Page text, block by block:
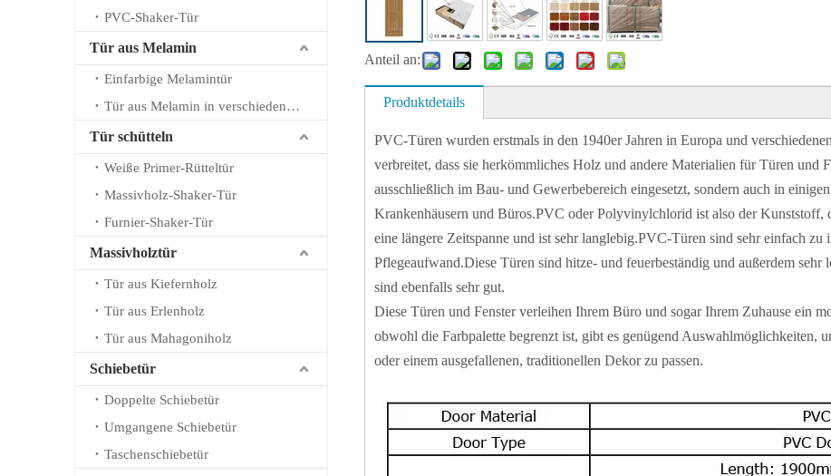
PVC-Shaker-Tür
Tür aus Melamin
Einfarbige Melamintür
Tür aus Melamin in verschiedenen Farben
Tür schütteln
Weiße Primer-Rütteltür
Massivholz-Shaker-Tür
Furnier-Shaker-Tür
Massivholztür
Tür aus Kiefernholz
Tür aus Erlenholz
Tür aus Mahagoniholz
Schiebetür
Doppelte Schiebetür
Umgangene Schiebetür
Taschenschiebetür
Anteil an:
Produktdetails
PVC-Türen wurden erstmals in den 1940er Jahren in Europa und
verbreitet, dass sie herkömmliches Holz und andere Materialien für Türen und
ausschließlich im Bau- und Gewerbebereich eingesetzt, sondern auch in
Krankenhäusern und Büros.PVC oder Polyvinylchlorid ist also der Kunststoff,
eine längere Zeitspanne und ist sehr langlebig.PVC-Türen sind sehr einfach zu
Pflegeaufwand.Diese Türen sind hitze- und feuerbeständig und außerdem
sind ebenfalls sehr gut.
Diese Türen und Fenster verleihen Ihrem Büro und sogar Ihrem Zuhause ein
obwohl die Farbpalette begrenzt ist, gibt es genügend Auswahlmöglichkeiten,
oder einem ausgefallenen, traditionellen Dekor zu passen.